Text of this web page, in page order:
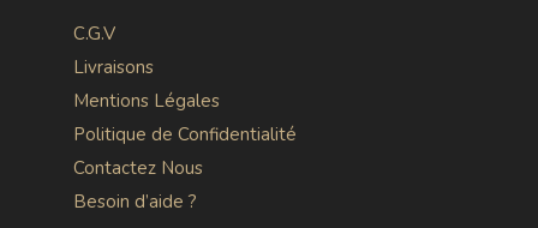
C.G.V
Livraisons
Mentions Légales
Politique de Confidentialité
Contactez Nous
Besoin d’aide ?